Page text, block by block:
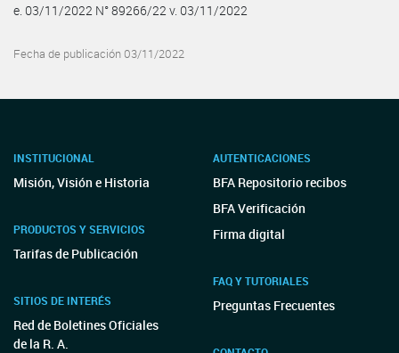
e. 03/11/2022 N° 89266/22 v. 03/11/2022
Fecha de publicación 03/11/2022
INSTITUCIONAL
Misión, Visión e Historia
PRODUCTOS Y SERVICIOS
Tarifas de Publicación
SITIOS DE INTERÉS
Red de Boletines Oficiales
de la R. A.
AUTENTICACIONES
BFA Repositorio recibos
BFA Verificación
Firma digital
FAQ Y TUTORIALES
Preguntas Frecuentes